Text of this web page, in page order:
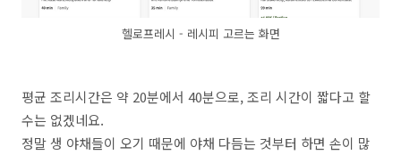
헬로프레시 - 레시피 고르는 화면
평균 조리시간은 약 20분에서 40분으로, 조리 시간이 짧다고 할
수는 없겠네요.
정말 생 야채들이 오기 때문에 야채 다듬는 것부터 하면 손이 많